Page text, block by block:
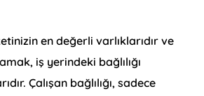
en değerli varlıklarıdır ve
iş yerindeki bağlılığı
Çalışan bağlılığı, sadece